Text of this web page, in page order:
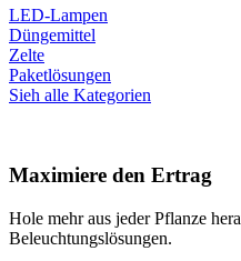
LED-Lampen
Düngemittel
Zelte
Paketlösungen
Sieh alle Kategorien
Maximiere den Ertrag
Hole mehr aus jeder Pflanze
Beleuchtungslösungen.